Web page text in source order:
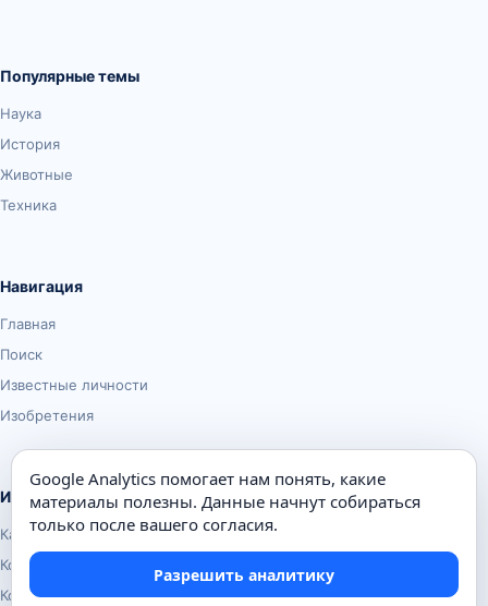
Популярные темы
Наука
История
Животные
Техника
Навигация
Главная
Поиск
Известные личности
Изобретения
Информация
Карта сайта
Контакты
Конфиденциальность
Google Analytics помогает нам понять, какие
материалы полезны. Данные начнут собираться
только после вашего согласия.
Разрешить аналитику